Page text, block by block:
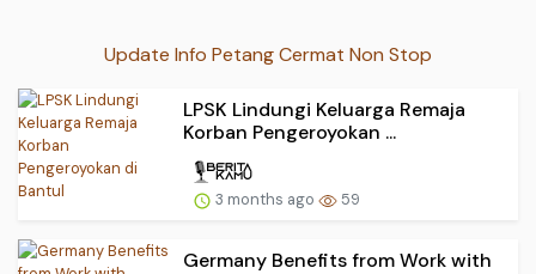
Update Info Petang Cermat Non Stop
LPSK Lindungi Keluarga Remaja
Korban Pengeroyokan ...
3 months ago 59
Germany Benefits from Work with